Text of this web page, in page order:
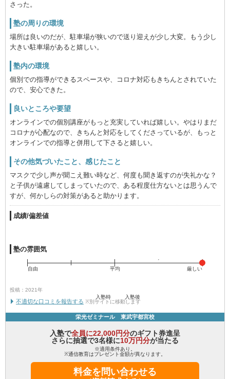
さった。
塾の周りの環境
場所は良いのだが、駐車場が狭いので送り迎えが少し大変。もう少し
大きい駐車場があると嬉しい。
塾内の環境
個別での指導ができるスペースや、コロナ対応もきちんとされていた
ので、安心できた。
良いところや要望
オンラインでの個別講座がもっと充実していれば嬉しい。やはりまだ
コロナが心配なので、きちんと対応をしてくださっているが、もっと
オンラインでの指導と併用して下さると嬉しい。
その他気づいたこと、感じたこと
マスクで少し声が聞こえ難い時など、何度も聞き返すのが失礼かな？
と子供が遠慮してしまっていたので、ある程度仕方ないとは思うんで
すが、何かしらの対策があると助かります。
成績/偏差値
入塾時 入塾後
塾の雰囲気
自由 平均 厳しい
投稿：2021年
不適切な口コミを報告する ※別サイトに移動します
栄光ゼミナール 東武宇都宮校
入塾で全員に22,000円分のギフト券進呈
さらに抽選で3名様に10万円分が当たる
※適用条件あり。
※通信教育はプレゼント金額が異なります。
料金を問い合わせる